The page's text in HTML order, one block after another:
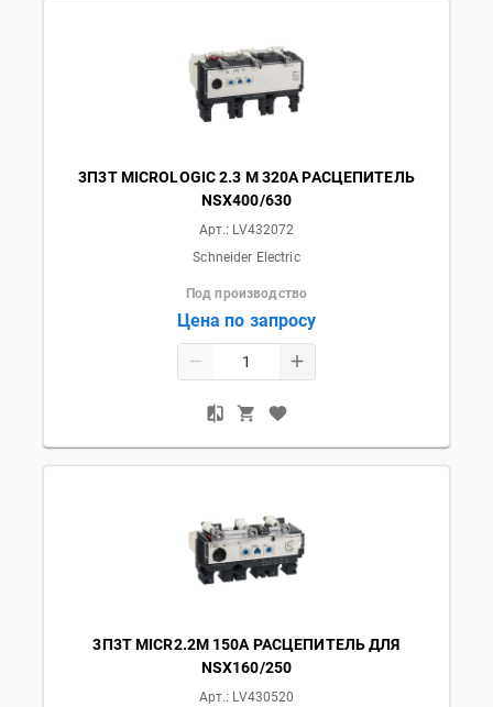
3П3Т MICROLOGIC 2.3 M 320A РАСЦЕПИТЕЛЬ
NSX400/630
Арт.: LV432072
Schneider Electric
Под производство
Цена по запросу
3П3T MICR2.2M 150A РАСЦЕПИТЕЛЬ ДЛЯ
NSX160/250
Арт.: LV430520